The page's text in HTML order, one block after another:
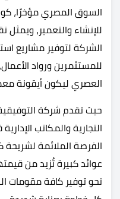
السوق المصري مؤخرًا،
للإنشاء والتعمير،
الشركة لتوفير مشاريع
للمستثمرين ورواد
العصري ليكون أيقونة
حيث تقدم شركة
التجارية والمكاتب
الفرصة الملائمة لشريحة
عوائد كبيرة تُزيد من
نحو توفير كافة مقومات